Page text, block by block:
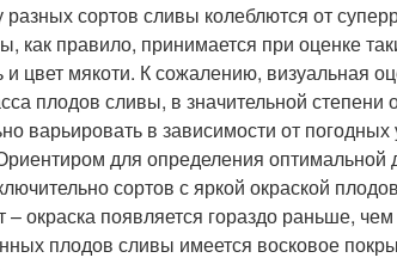
сортов сливы колеблются от
как правило, принимается при оценке
и цвет мякоти. К сожалению, визуальная
плодов сливы, в значительной
варьировать в зависимости от
для определения
сортов с яркой окраской
– окраска появляется гораздо раньше,
плодов сливы имеется восковое